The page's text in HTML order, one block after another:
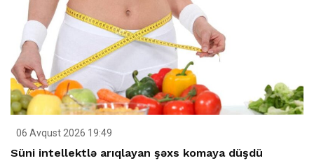
06 Avqust 2026 19:49
Süni intellektlə arıqlayan şəxs komaya düşdü